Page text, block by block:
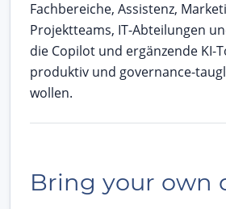
Fachbereiche, Assistenz,
Projektteams, IT-Abteilungen
die Copilot und ergänzende KI-
produktiv und governance-
wollen.
Bring your own